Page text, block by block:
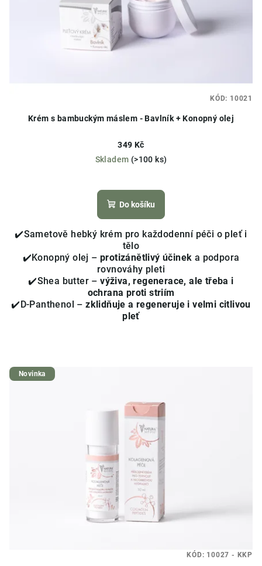
Krém s bambuckým máslem - Bavlník + Konopný olej
349 Kč
Skladem (>100 ks)
hodnocení
produktu
z
5
hvězdiček.
Do košíku
✔️Sametově hebký krém pro každodenní péči o pleť i
tělo
✔️Konopný olej – protizánětlivý účinek a podpora
rovnováhy pleti
✔️Shea butter –výživa, regenerace, ale třeba i
ochrana proti striím
✔️D-Panthenol –zklidňuje a regeneruje i velmi citlivou
pleť
KÓD: 10021
Novinka
KÓD: 10027 - KKP